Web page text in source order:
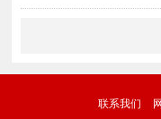
联系我们